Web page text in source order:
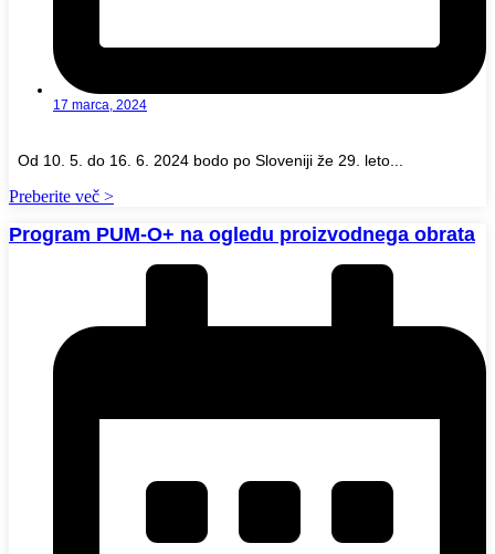
17 marca, 2024
Od 10. 5. do 16. 6. 2024 bodo po Sloveniji že 29. leto...
Preberite več >
Program PUM-O+ na ogledu proizvodnega obrata